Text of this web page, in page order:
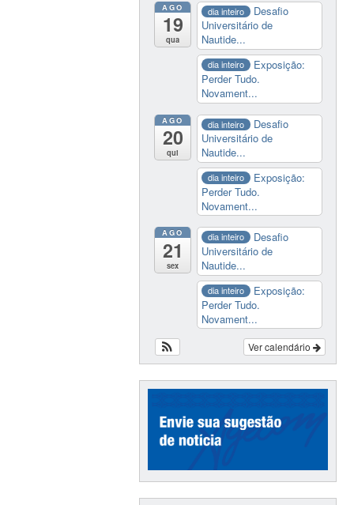
AGO
19
qua
dia inteiro
Desafio
Universitário de
Nautide...
dia inteiro
Exposição:
Perder Tudo.
Novament...
AGO
20
qui
dia inteiro
Desafio
Universitário de
Nautide...
dia inteiro
Exposição:
Perder Tudo.
Novament...
AGO
21
sex
dia inteiro
Desafio
Universitário de
Nautide...
dia inteiro
Exposição:
Perder Tudo.
Novament...
Ver calendário